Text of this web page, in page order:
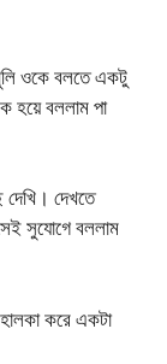
ওকে বলতে একটু
হয়ে বললাম পা
দেখতে
সুযোগে বললাম
করে একটা